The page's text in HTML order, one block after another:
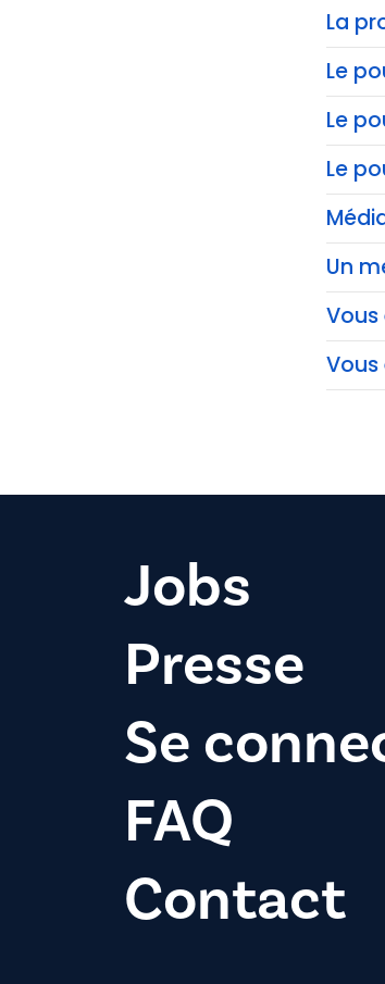
La
Le
Le
Le
Un
Jobs
Presse
Se
FAQ
Contact